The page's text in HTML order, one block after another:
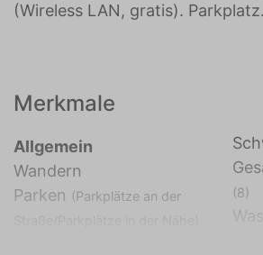
(Wireless LAN, gratis).
Merkmale
Allgemein
Wandern
Parken (Parkplätze an der
(8)